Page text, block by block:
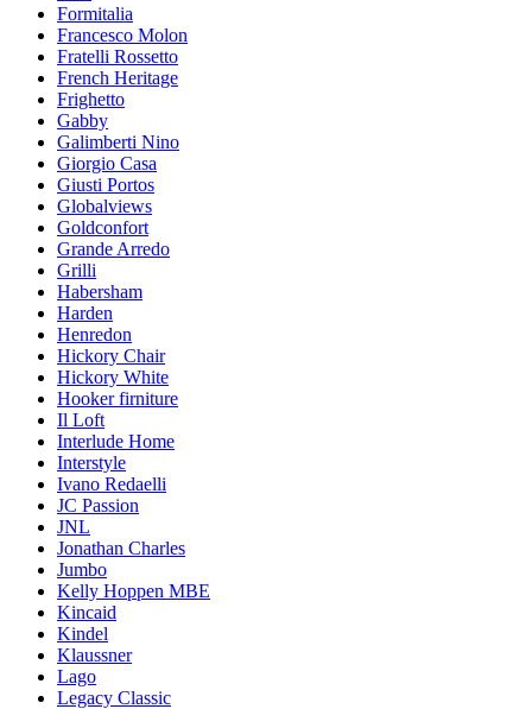
Formitalia
Francesco Molon
Fratelli Rossetto
French Heritage
Frighetto
Gabby
Galimberti Nino
Giorgio Casa
Giusti Portos
Globalviews
Goldconfort
Grande Arredo
Grilli
Habersham
Harden
Henredon
Hickory Chair
Hickory White
Hooker firniture
Il Loft
Interlude Home
Interstyle
Ivano Redaelli
JC Passion
JNL
Jonathan Charles
Jumbo
Kelly Hoppen MBE
Kincaid
Kindel
Klaussner
Lago
Legacy Classic